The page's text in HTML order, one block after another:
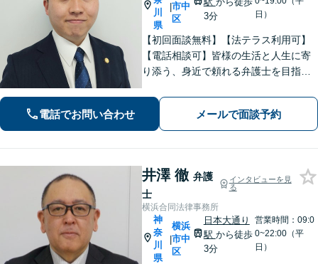
川
県
|市中
区
3分
日）
【初回面談無料】【法テラス利用可】
【電話相談可】皆様の生活と人生に寄
り添う、身近で頼れる弁護士を目指し
で、皆様のご相談に応えます。離婚／
債務整理／刑事事件など、お任せくだ
さい。おひとりで悩みを抱えず、まず
はご相談を！
電話でお問い合わせ メールで面談予約
井澤 徹 弁護
士
インタビューを見
る
横浜合同法律事務所
神
奈
川
県
|
横浜
市中
区
日本大通り
駅 から徒歩
3分
営業時間：09:0
0~22:00（平
日）